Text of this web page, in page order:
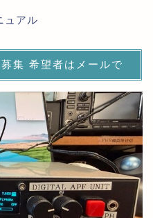
ュアル
集 希望者はメールで